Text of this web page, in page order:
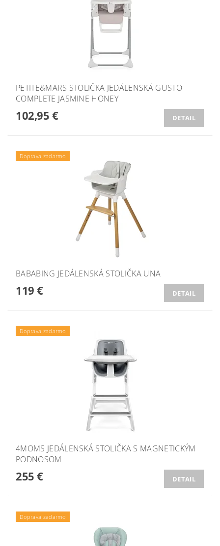
PETITE&MARS STOLIČKA JEDÁLENSKÁ GUSTO
COMPLETE JASMINE HONEY
102,95 € DETAIL
Doprava zadarmo
BABABING JEDÁLENSKÁ STOLIČKA UNA
119 € DETAIL
Doprava zadarmo
4MOMS JEDÁLENSKÁ STOLIČKA S MAGNETICKÝM
PODNOSOM
255 € DETAIL
Doprava zadarmo